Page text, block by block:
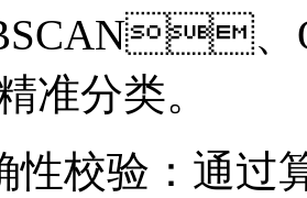
、
精准分类。
性校验：